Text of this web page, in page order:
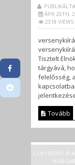
ÁPR 20TH,
2318 VIEWS
Tisztelt
tárgyává,
felelősség,
Tovább
COPYRIGHT ©